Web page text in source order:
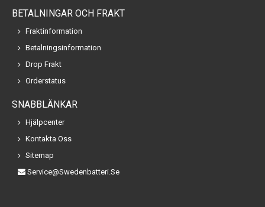
BETALNINGAR OCH FRAKT
Fraktinformation
Betalningsinformation
Drop Frakt
Orderstatus
SNABBLÄNKAR
Hjälpcenter
Kontakta Oss
Sitemap
Service@swedenbatteri.se